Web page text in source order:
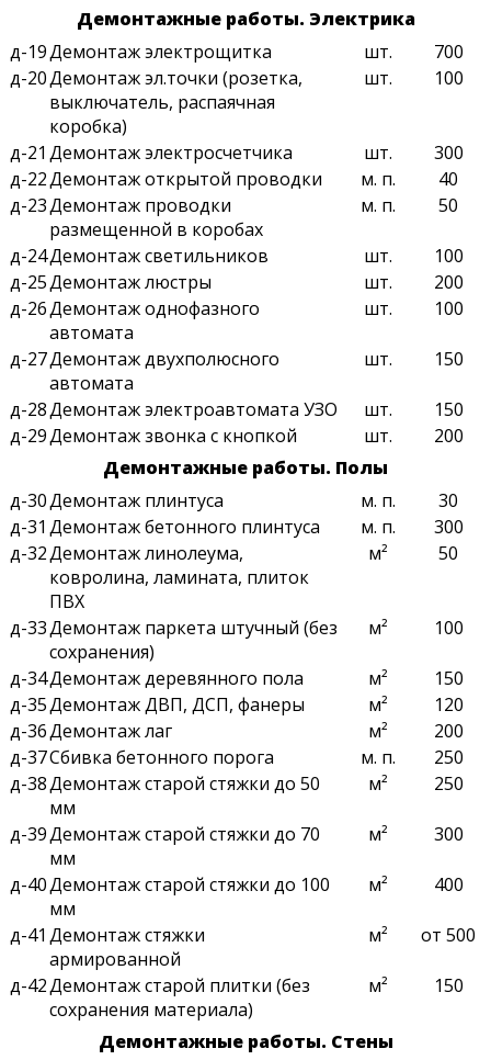
Демонтажные работы. Электрика
д-19Демонтаж электрощитка шт.
700
д-20Демонтаж эл.точки (розетка,
выключатель, распаячная
коробка)
шт. 100
д-21 Демонтаж электросчетчика шт.
300
д-22Демонтаж открытой проводки м. п.
40
д-23Демонтаж проводки
размещенной в коробах
м. п. 50
д-24Демонтаж светильников шт.
100
д-25Демонтаж люстры шт.
200
д-26Демонтаж однофазного
автомата
шт. 100
д-27Демонтаж двухполюсного
автомата
шт. 150
д-28Демонтаж электроавтомата УЗО шт.
150
д-29Демонтаж звонка с кнопкой шт.
200
Демонтажные работы. Полы
д-30Демонтаж плинтуса м. п.
30
д-31 Демонтаж бетонного плинтуса м. п.
300
д-32Демонтаж линолеума,
ковролина, ламината, плиток
ПВХ
м² 50
д-33Демонтаж паркета штучный (без
сохранения)
м² 100
д-34Демонтаж деревянного пола м²
150
д-35Демонтаж ДВП, ДСП, фанеры м²
120
д-36Демонтаж лаг м²
200
д-37Сбивка бетонного порога м. п.
250
д-38Демонтаж старой стяжки до 50
мм
м² 250
д-39Демонтаж старой стяжки до 70
мм
м² 300
д-40Демонтаж старой стяжки до 100
мм
м² 400
д-41 Демонтаж стяжки
армированной
м² от 500
д-42Демонтаж старой плитки (без
сохранения материала)
м² 150
Демонтажные работы. Стены